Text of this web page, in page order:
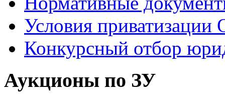
Условия
Конкурсный отбор
Аукционы по ЗУ